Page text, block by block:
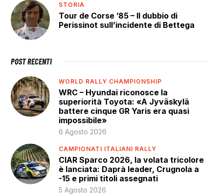
STORIA
Tour de Corse ’85 – Il dubbio di
Perissinot sull’incidente di Bettega
POST RECENTI
WORLD RALLY CHAMPIONSHIP
WRC – Hyundai riconosce la
superiorità Toyota: «A Jyväskylä
battere cinque GR Yaris era quasi
impossibile»
6 Agosto 2026
CAMPIONATI ITALIANI RALLY
CIAR Sparco 2026, la volata tricolore
è lanciata: Daprà leader, Crugnola a
-15 e primi titoli assegnati
5 Agosto 2026